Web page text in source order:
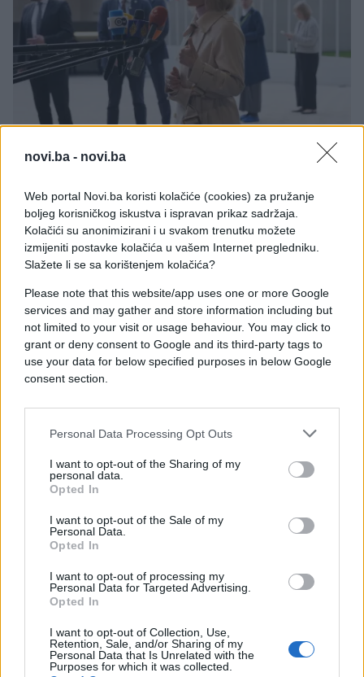
novi.ba - novi.ba
Web portal Novi.ba koristi kolačiće (cookies) za pružanje
boljeg korisničkog iskustva i ispravan prikaz sadržaja.
Kolačići su anonimizirani i u svakom trenutku možete
izmijeniti postavke kolačića u vašem Internet pregledniku.
Slažete li se sa korištenjem kolačića?
Please note that this website/app uses one or more Google
services and may gather and store information including but
not limited to your visit or usage behaviour. You may click to
grant or deny consent to Google and its third-party tags to
use your data for below specified purposes in below Google
consent section.
Personal Data Processing Opt Outs
I want to opt-out of the Sharing of my
personal data.
Opted In
I want to opt-out of the Sale of my
Personal Data.
Opted In
I want to opt-out of processing my
Personal Data for Targeted Advertising.
Opted In
I want to opt-out of Collection, Use,
Retention, Sale, and/or Sharing of my
Personal Data that Is Unrelated with the
Purposes for which it was collected.
SVIJET
12.05.26. 11:32
Kallas: EU jača odbrambenu saradnju, nove misije
na Bliskom istoku
Saznaj više
SVIJET
EU krajem maja o mogućim pregovorima sa
Rusijom
Saznaj više